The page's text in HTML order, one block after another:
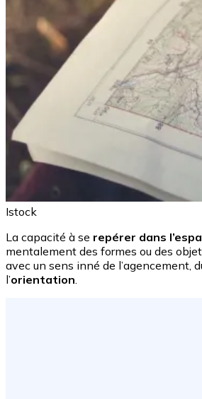
Istock
La capacité à se repérer dans
mentalement des formes ou des
avec un sens inné de l’agencement,
l’orientation